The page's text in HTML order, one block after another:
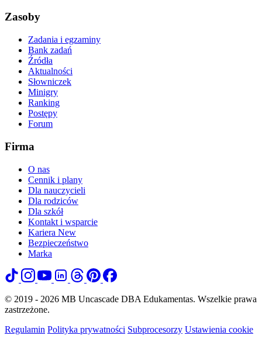
Zasoby
Zadania i egzaminy
Bank zadań
Źródła
Aktualności
Słowniczek
Minigry
Ranking
Postępy
Forum
Firma
O nas
Cennik i plany
Dla nauczycieli
Dla rodziców
Dla szkół
Kontakt i wsparcie
Kariera New
Bezpieczeństwo
Marka
© 2019 - 2026 MB Uncascade DBA Edukamentas. Wszelkie prawa
zastrzeżone.
Regulamin Polityka prywatności Subprocesorzy Ustawienia cookie